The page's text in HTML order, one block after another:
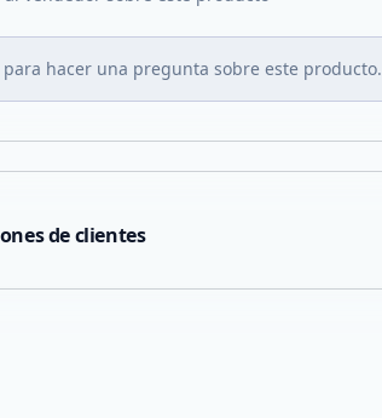
para hacer una pregunta sobre este producto.
de clientes